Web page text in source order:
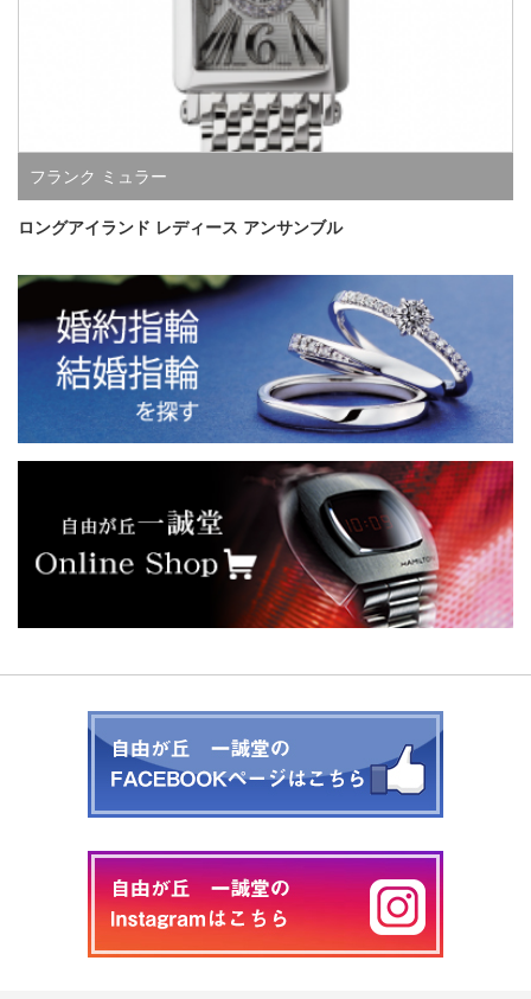
フランク ミュラー
ロングアイランド レディース アンサンブル